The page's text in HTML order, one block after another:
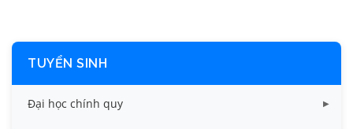
TUYỂN SINH
Đại học chính quy